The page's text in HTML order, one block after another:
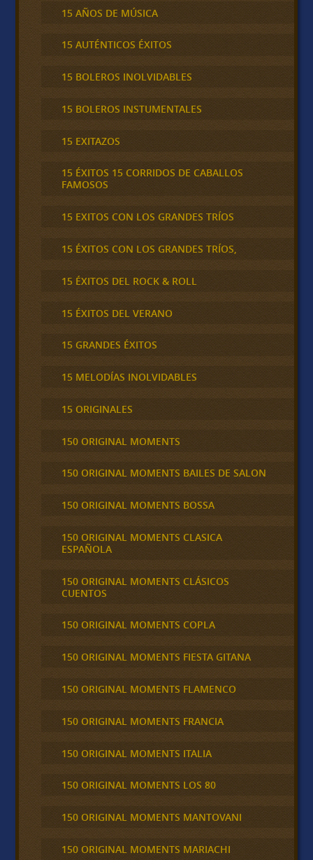
15 AÑOS DE MÚSICA
15 AUTÉNTICOS ÉXITOS
15 BOLEROS INOLVIDABLES
15 BOLEROS INSTUMENTALES
15 EXITAZOS
15 ÉXITOS 15 CORRIDOS DE CABALLOS
FAMOSOS
15 EXITOS CON LOS GRANDES TRÍOS
15 ÉXITOS CON LOS GRANDES TRÍOS,
15 ÉXITOS DEL ROCK & ROLL
15 ÉXITOS DEL VERANO
15 GRANDES ÉXITOS
15 MELODÍAS INOLVIDABLES
15 ORIGINALES
150 ORIGINAL MOMENTS
150 ORIGINAL MOMENTS BAILES DE SALON
150 ORIGINAL MOMENTS BOSSA
150 ORIGINAL MOMENTS CLASICA
ESPAÑOLA
150 ORIGINAL MOMENTS CLÁSICOS
CUENTOS
150 ORIGINAL MOMENTS COPLA
150 ORIGINAL MOMENTS FIESTA GITANA
150 ORIGINAL MOMENTS FLAMENCO
150 ORIGINAL MOMENTS FRANCIA
150 ORIGINAL MOMENTS ITALIA
150 ORIGINAL MOMENTS LOS 80
150 ORIGINAL MOMENTS MANTOVANI
150 ORIGINAL MOMENTS MARIACHI